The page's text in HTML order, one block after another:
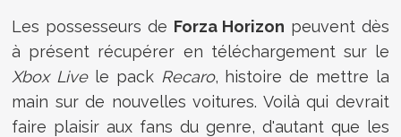
Les possesseurs de Forza Horizon peuvent dès
à présent récupérer en téléchargement sur le
Xbox Livele pack Recaro, histoire de mettre la
main sur de nouvelles voitures. Voilà qui devrait
faire plaisir aux fans du genre, d'autant que les